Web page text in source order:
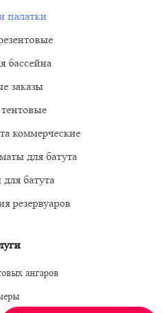
палатки
бассейна
заказы
коммерческие
для батута
батута
резервуаров
ангаров